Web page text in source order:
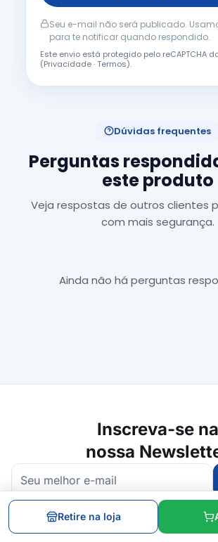
Seu e-mail não será publicado.
para te notificar quando respondido.
Este envio está protegido pelo reCAPTCHA
(Privacidade·Termos).
Dúvidas frequentes
Perguntas
este produto
Veja respostas de outros clientes
com mais segurança.
Ainda não há perguntas
Inscreva-se na
nossa
Receba promoções, lançamentos e dicas
Retire na loja